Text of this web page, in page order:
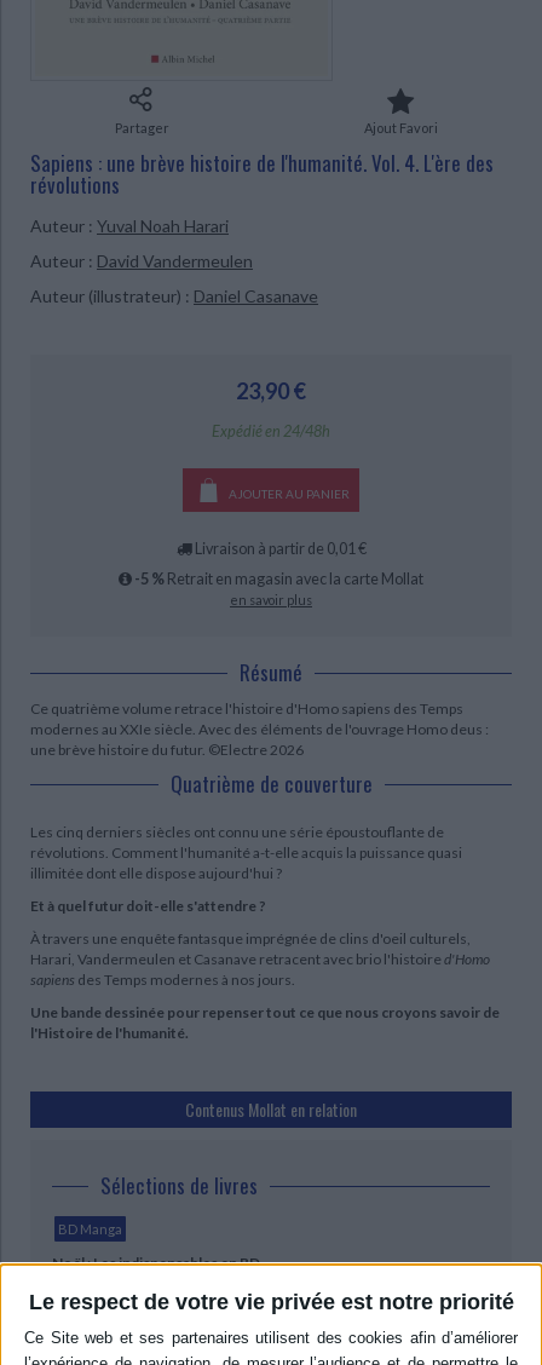
Le respect de votre vie privée est notre priorité
Bibliothèque de la Pléiade
Littérature de voyage Audio - Livres lus
Littérature en version originale Humour
Ecologie - Environnement
Histoire de France
Histoire - Généralités Histoire des pays
Culture scientifique
Danse
Partager Ajout Favori
Sapiens : une brève histoire de l'humanité. Vol. 4. L'ère des
révolutions
Auteur : Yuval Noah Harari
Auteur : David Vandermeulen
Auteur (illustrateur) : Daniel Casanave
23,90 €
Expédié en 24/48h
AJOUTER AU PANIER
Livraison à partir de 0,01 €
-5 % Retrait en magasin avec la carte Mollat
en savoir plus
Résumé
Ce quatrième volume retrace l'histoire d'Homo sapiens des Temps
modernes au XXIe siècle. Avec des éléments de l'ouvrage Homo deus :
une brève histoire du futur. ©Electre 2026
Quatrième de couverture
Les cinq derniers siècles ont connu une série époustouflante de
révolutions. Comment l'humanité a-t-elle acquis la puissance quasi
illimitée dont elle dispose aujourd'hui ?
Et à quel futur doit-elle s'attendre ?
À travers une enquête fantasque imprégnée de clins d'oeil culturels,
Harari, Vandermeulen et Casanave retracent avec brio l'histoire d'Homo
sapiens des Temps modernes à nos jours.
Une bande dessinée pour repenser tout ce que nous croyons savoir de
l'Histoire de l'humanité.
Contenus Mollat en relation
Sélections de livres
BD Manga
Noël : Les indispensables en BD
Des bandes dessinées devenues références, des séries cultes et
des chefs-d’œuvre graphiques : nos indispensables BD feront le
bonheur de tous les amateurs du neuvième art.